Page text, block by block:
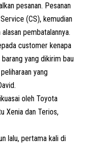
pesanan. Pesanan
(CS), kemudian
pembatalannya.
customer kenapa
yang dikirim bau
yang
oleh Toyota
Xenia dan Terios,
lalu, pertama kali di